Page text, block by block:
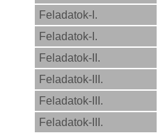
Feladatok-I.
Feladatok-I.
Feladatok-II.
Feladatok-III.
Feladatok-III.
Feladatok-III.